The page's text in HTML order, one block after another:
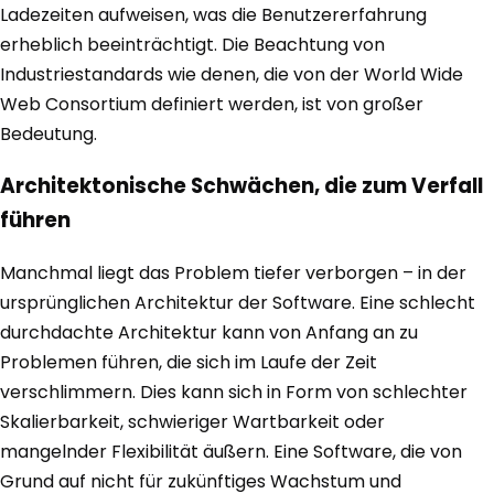
Ladezeiten aufweisen, was die Benutzererfahrung
erheblich beeinträchtigt. Die Beachtung von
Industriestandards wie denen, die von der World Wide
Web Consortium definiert werden, ist von großer
Bedeutung.
Architektonische Schwächen, die zum Verfall
führen
Manchmal liegt das Problem tiefer verborgen – in der
ursprünglichen Architektur der Software. Eine schlecht
durchdachte Architektur kann von Anfang an zu
Problemen führen, die sich im Laufe der Zeit
verschlimmern. Dies kann sich in Form von schlechter
Skalierbarkeit, schwieriger Wartbarkeit oder
mangelnder Flexibilität äußern. Eine Software, die von
Grund auf nicht für zukünftiges Wachstum und